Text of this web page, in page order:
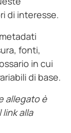
di interesse.
fonti,
in cui
di base.
allegato è
alla